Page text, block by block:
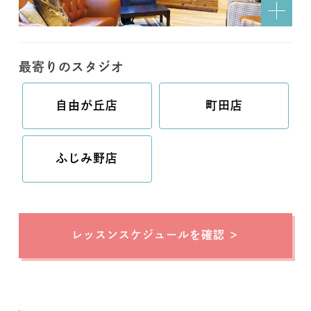
最寄りのスタジオ
自由が丘店 町田店
ふじみ野店
レッスンスケジュールを確認